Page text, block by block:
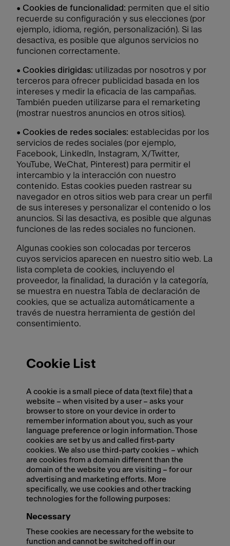
• Cookies de funcionalidad: permiten que el sitio
recuerde su configuración y sus elecciones (por
ejemplo, idioma, región, personalización). Si las
desactiva, es posible que algunos servicios no
funcionen correctamente.
• Cookies dirigidas: utilizadas por nosotros y por
terceros para ofrecer publicidad basada en los
intereses y medir la eficacia de las campañas.
También pueden utilizarse para el remarketing
(mostrar nuestros anuncios en otros sitios).
• Cookies de redes sociales: establecidas por los
servicios de redes sociales (por ejemplo,
Facebook, LinkedIn, Instagram, X/Twitter,
YouTube, WeChat, Pinterest) para permitir el
intercambio y la interacción con nuestro
contenido. Estas cookies pueden rastrear su
navegador en otros sitios web para crear un perfil
de sus intereses y personalizar el contenido o los
anuncios. Si las desactiva, es posible que algunas
funciones de las redes sociales no funcionen.
Algunas cookies son colocadas por terceros
cuyos servicios aparecen en nuestro sitio web. La
lista completa de cookies, incluyendo el
proveedor, la finalidad, la duración y la categoría,
se muestra en nuestra Tabla de declaración de
cookies, que se actualiza automáticamente a
través de nuestra herramienta de gestión del
consentimiento.
Cookie List
A cookie is a small piece of data (text file) that a
website – when visited by a user – asks your
browser to store on your device in order to
remember information about you, such as your
language preference or login information. Those
cookies are set by us and called first-party
cookies. We also use third-party cookies – which
are cookies from a domain different than the
domain of the website you are visiting – for our
advertising and marketing efforts. More
specifically, we use cookies and other tracking
technologies for the following purposes:
Necessary
These cookies are necessary for the website to
function and cannot be switched off in our